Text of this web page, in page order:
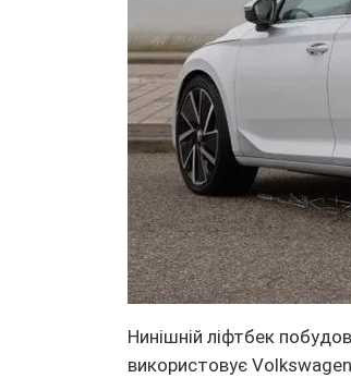
Нинішній ліфтбек
використовує